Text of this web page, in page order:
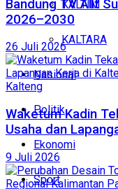
KALTIM
KALTARA
Nasional
Politik
Ekonomi
Sport
Bandung TV Alit
2026–2030
26 Juli 2026
Kalteng
Waketum Kadin
Usaha dan
9 Juli 2026